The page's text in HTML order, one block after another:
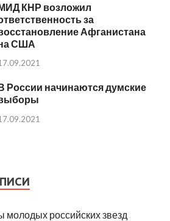
КНР возложил
за
Афганистана
США
России начинаются думские
молодых российских звезд